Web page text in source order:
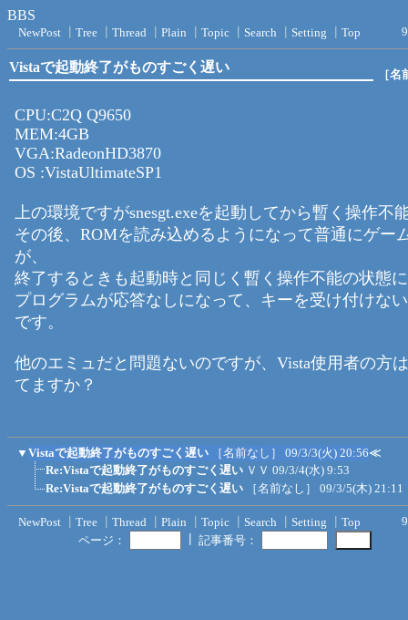
BBS
NewPost Tree Thread Plain Topic Search Setting Top
Vistaで起動終了がものすごく遅い ［
CPU:C2Q Q9650
MEM:4GB
VGA:RadeonHD3870
OS :VistaUltimateSP1
上の環境ですがsnesgt.exeを起動してから暫く操作不
その後、ROMを読み込めるようになって普通にゲー
が、
終了するときも起動時と同じく暫く操作不能の状態
プログラムが応答なしになって、キーを受け付けな
です。
他のエミュだと問題ないのですが、Vista使用者の方
てますか？
▼ Vistaで起動終了がものすごく遅い ［名前なし］ 09/3/3(火) 20:56≪
Re:Vistaで起動終了がものすごく遅い ＶＶ 09/3/4(水) 9:53
Re:Vistaで起動終了がものすごく遅い
［名前なし］ 09/3/5(木) 21:11
NewPost Tree Thread Plain Topic Search Setting Top
ページ：
記事番号：